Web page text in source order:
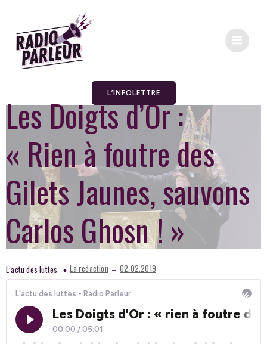
L’INFOLETTRE
Les Doigts d’Or :
« Rien à foutre des
Gilets Jaunes, sauvons
Carlos Ghosn ! »
L’actu des luttes La redaction – 02.02.2019